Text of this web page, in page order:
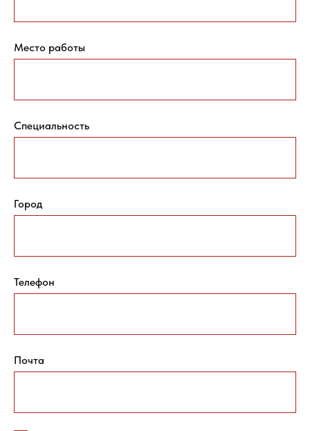
Место работы
Специальность
Город
Телефон
Почта